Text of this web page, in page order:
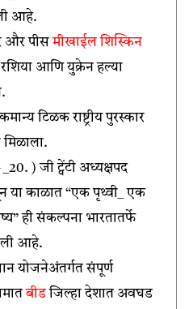
आहे.
और पीसमीखाईल शिस्किन
आणि युक्रेन हल्या
टिळक राष्ट्रीय पुरस्कार
मिळाला.
) जी ट्वेंटी अध्यक्षपद
या काळात “एक पृथ्वी_ एक
ही संकल्पना भारतातर्फे
आहे.
योजनेअंतर्गत संपूर्ण
बीडजिल्हा देशात अवघड